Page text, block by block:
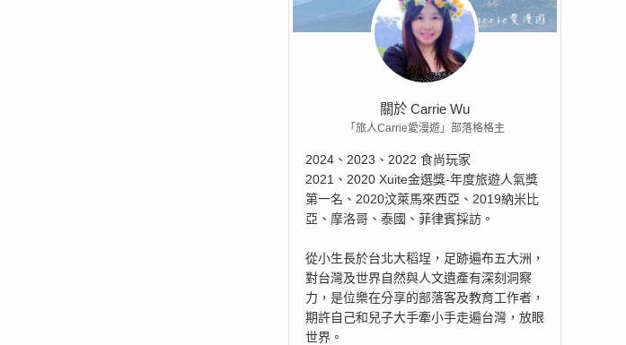
關於 Carrie Wu
「旅人Carrie愛漫遊」部落格格主
2024、2023、2022 食尚玩家
2021、2020 Xuite金選獎-年度旅遊人氣獎
第一名、2020汶萊馬來西亞、2019納米比
亞、摩洛哥、泰國、菲律賓採訪。
從小生長於台北大稻埕，足跡遍布五大洲，
對台灣及世界自然與人文遺產有深刻洞察
力，是位樂在分享的部落客及教育工作者，
期許自己和兒子大手牽小手走遍台灣，放眼
世界。